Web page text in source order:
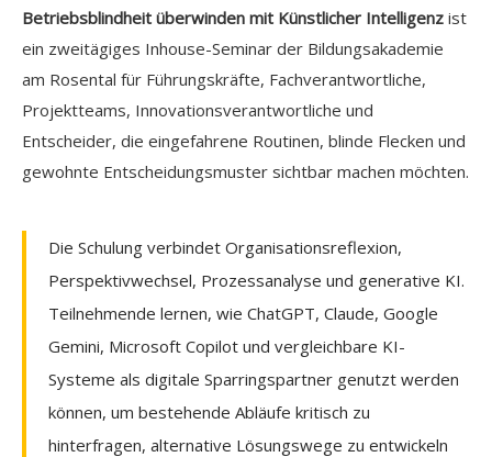
Betriebsblindheit überwinden mit Künstlicher Intelligenz ist
ein zweitägiges Inhouse-Seminar der Bildungsakademie
am Rosental für Führungskräfte, Fachverantwortliche,
Projektteams, Innovationsverantwortliche und
Entscheider, die eingefahrene Routinen, blinde Flecken und
gewohnte Entscheidungsmuster sichtbar machen möchten.
Die Schulung verbindet Organisationsreflexion,
Perspektivwechsel, Prozessanalyse und generative KI.
Teilnehmende lernen, wie ChatGPT, Claude, Google
Gemini, Microsoft Copilot und vergleichbare KI-
Systeme als digitale Sparringspartner genutzt werden
können, um bestehende Abläufe kritisch zu
hinterfragen, alternative Lösungswege zu entwickeln